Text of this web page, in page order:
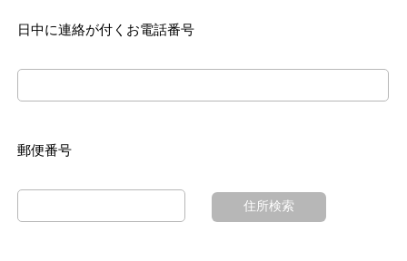
日中に連絡が付くお電話番号
郵便番号
住所検索